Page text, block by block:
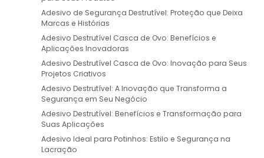
Adesivo de Segurança Destrutível: Proteção que Deixa
Marcas e Histórias
Adesivo Destrutível Casca de Ovo: Benefícios e
Aplicações Inovadoras
Adesivo Destrutível Casca de Ovo: Inovação para Seus
Projetos Criativos
Adesivo Destrutível: A Inovação que Transforma a
Segurança em Seu Negócio
Adesivo Destrutível: Benefícios e Transformação para
Suas Aplicações
Adesivo Ideal para Potinhos: Estilo e Segurança na
Lacração